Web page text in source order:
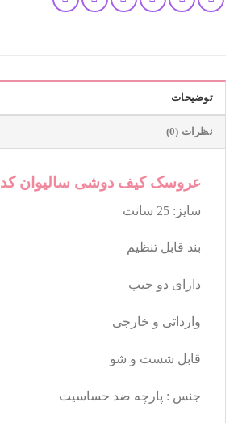
توضیحات
نظرات (0)
عروسک کیف دوشی سالیوان کد 420
سایز: 25 سانت
بند قابل تنظیم
دارای دو جیب
وارداتی و خارجی
قابل شست و شو
جنس : پارچه ضد حساسیت